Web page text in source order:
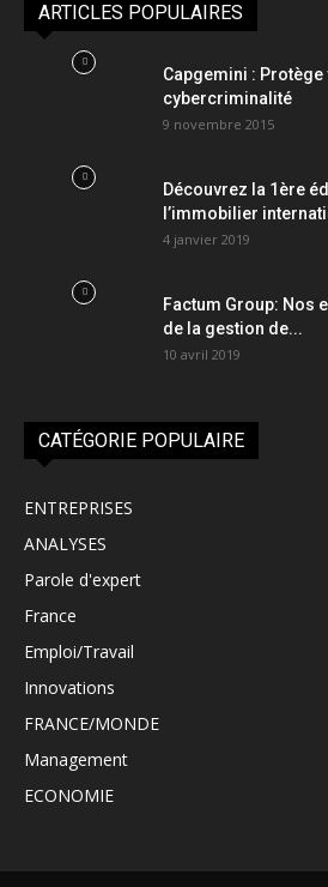
ARTICLES POPULAIRES
Capgemini :
cybercriminalité
9 novembre 2015
Découvrez la 1ère
l’immobilier
4 janvier 2019
Factum Group: Nos
de la gestion de...
10 avril 2019
CATÉGORIE POPULAIRE
ENTREPRISES
ANALYSES
Parole d'expert
France
Emploi/Travail
Innovations
FRANCE/MONDE
Management
ECONOMIE